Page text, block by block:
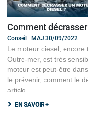
Comment
Conseil | MAJ 30/09/2022
Le moteur diesel, encore
Outre-mer, est très
moteur est peut-être
le prévenir, comment le
article.
EN SAVOIR +